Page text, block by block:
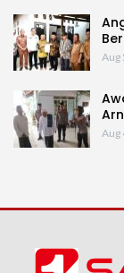
Aug
Aug